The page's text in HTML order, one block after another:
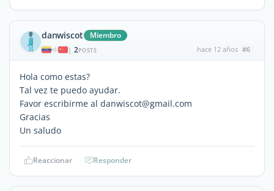
danwiscot Miembro
| 2POSTS hace 12 años #6
Hola como estas?
Tal vez te puedo ayudar.
Favor escribirme al danwiscot@gmail.com
Gracias
Un saludo
Reaccionar Responder